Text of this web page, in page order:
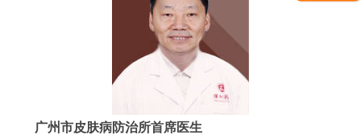
广州市皮肤病防治所首席医生